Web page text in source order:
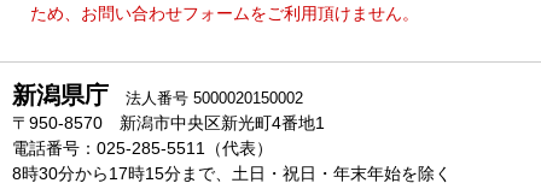
ため、お問い合わせフォームをご利用頂けません。
新潟県庁 法人番号 5000020150002
〒950-8570 新潟市中央区新光町4番地1
電話番号：025-285-5511（代表）
8時30分から17時15分まで、土日・祝日・年末年始を除く